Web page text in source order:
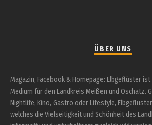
ÜBER UNS
Magazin, Facebook & Homepage: Elbgeflüster
Medium für den Landkreis Meißen und Oschatz.
Nightlife, Kino, Gastro oder Lifestyle,
welches die Vielseitigkeit und Schönheit des